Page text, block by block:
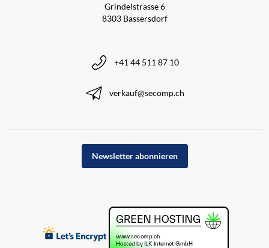
Grindelstrasse 6
8303 Bassersdorf
+41 44 511 87 10
verkauf@secomp.ch
Newsletter abonnieren